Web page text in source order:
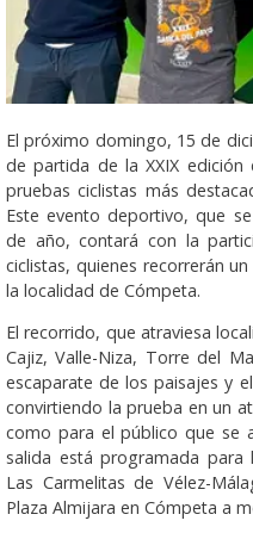
El próximo domingo, 15 de
de partida de la XXIX
pruebas ciclistas más
Este evento deportivo, que
de año, contará con la
ciclistas, quienes recorrerán
la localidad de Cómpeta.
El recorrido, que atraviesa
Cajiz, Valle-Niza, Torre del
escaparate de los paisajes y
convirtiendo la prueba en un
como para el público que se
salida está programada para
Las Carmelitas de Vélez-
Plaza Almijara en Cómpeta a